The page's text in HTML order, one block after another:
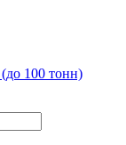
100 тонн)